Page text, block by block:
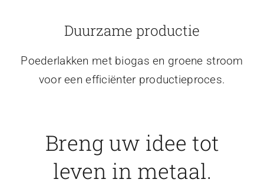
Duurzame productie
Poederlakken met biogas en groene stroom
voor een efficiënter productieproces.
Breng uw idee tot
leven in metaal.